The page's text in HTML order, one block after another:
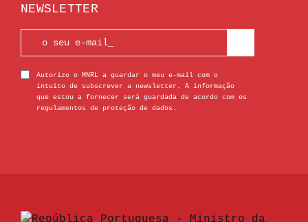
NEWSLETTER
Autorizo o MNRL a guardar o meu e-mail com o
intuito de subscrever a newsletter. A informação
que estou a fornecer será guardada de acordo com os
regulamentos de proteção de dados.